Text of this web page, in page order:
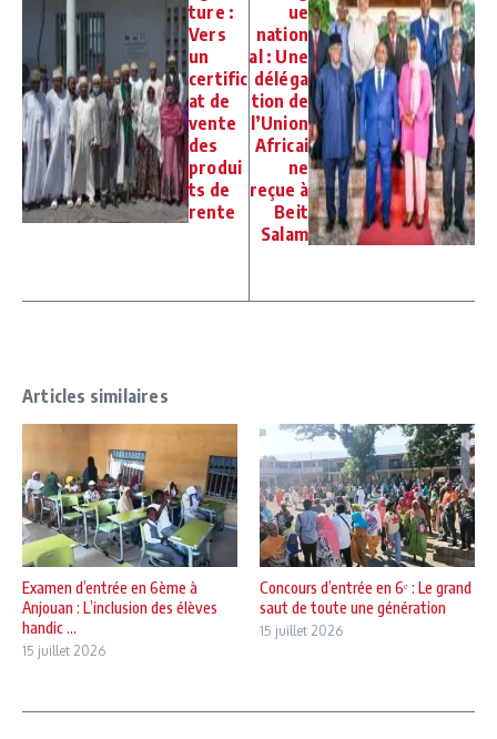
ture :
Vers
un
certific
at de
vente
des
produi
ts de
rente
ue
nation
al : Une
déléga
tion de
l’Union
Africai
ne
reçue à
Beit
Salam
Articles similaires
Examen d’entrée en 6ème à
Anjouan : L’inclusion des élèves
handic ...
15 juillet 2026
Concours d’entrée en 6ᵉ : Le grand
saut de toute une génération
15 juillet 2026